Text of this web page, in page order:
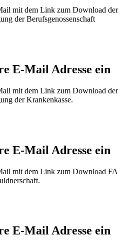
mit dem Link zum Download der
der Berufsgenossenschaft
E-Mail Adresse ein
mit dem Link zum Download der
der Krankenkasse.
E-Mail Adresse ein
mit dem Link zum Download FA
E-Mail Adresse ein